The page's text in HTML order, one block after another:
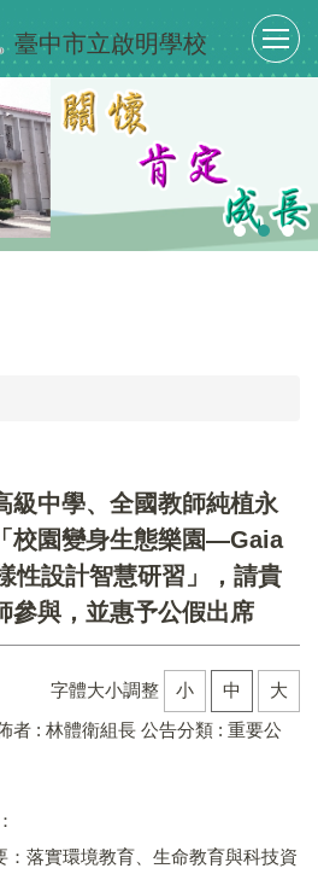
臺中市立啟明學校
級中學、全國教師純植永
校園變身生態樂園—Gaia
性設計智慧研習」，請貴
參與，並惠予公假出席
字體大小調整 小 中
大
者 : 林體衛組長 公告分類 : 重要公
落實環境教育、生命教育與科技資